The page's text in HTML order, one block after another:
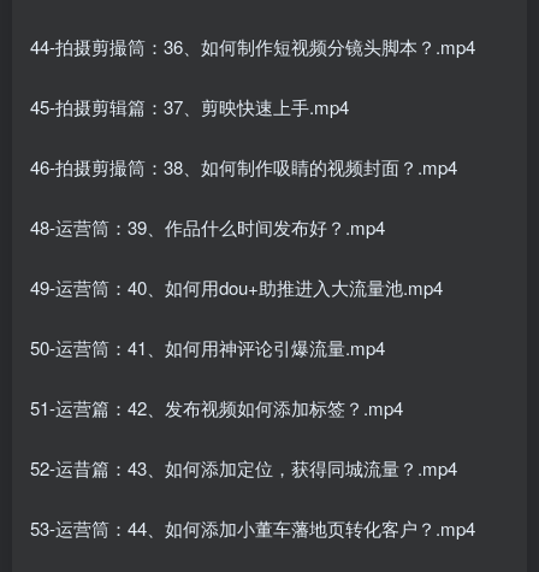
44-拍摄剪撮筒：36、如何制作短视频分镜头脚本？.mp4
45-拍摄剪辑篇：37、剪映快速上手.mp4
46-拍摄剪撮筒：38、如何制作吸睛的视频封面？.mp4
48-运营筒：39、作品什么时间发布好？.mp4
49-运营筒：40、如何用dou+助推进入大流量池.mp4
50-运营筒：41、如何用神评论引爆流量.mp4
51-运营篇：42、发布视频如何添加标签？.mp4
52-运昔篇：43、如何添加定位，获得同城流量？.mp4
53-运营筒：44、如何添加小董车藩地页转化客户？.mp4